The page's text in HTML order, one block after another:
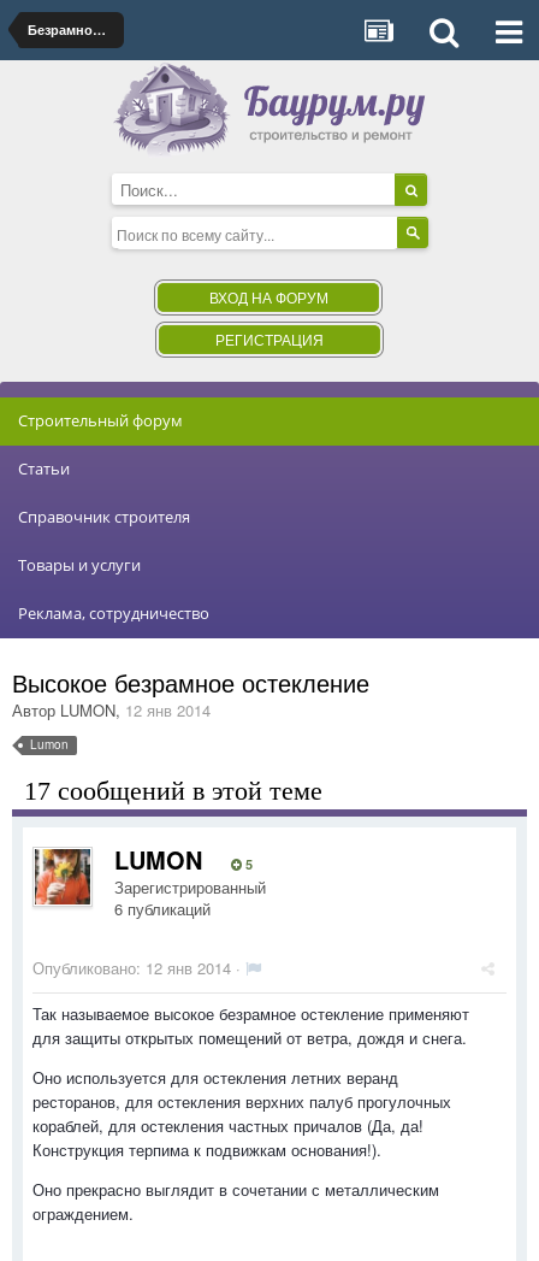
Безрамное остекление
ВХОД НА ФОРУМ
РЕГИСТРАЦИЯ
Строительный форум
Статьи
Справочник строителя
Товары и услуги
Реклама, сотрудничество
Высокое безрамное остекление
Автор LUMON, 12 янв 2014
Lumon
17 сообщений в этой теме
LUMON 5
Зарегистрированный
6 публикаций
Опубликовано: 12 янв 2014 ·
Так называемое высокое безрамное остекление применяют
для защиты открытых помещений от ветра, дождя и снега.
Оно используется для остекления летних веранд
ресторанов, для остекления верхних палуб прогулочных
кораблей, для остекления частных причалов (Да, да!
Конструкция терпима к подвижкам основания!).
Оно прекрасно выглядит в сочетании с металлическим
ограждением.